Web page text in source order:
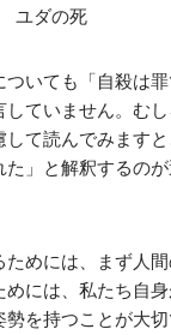
ユダの死
ついても「自殺は
していません。む
て読んでみます
」と解釈するの
めには、まず人
めには、私たち自
を持つことが大